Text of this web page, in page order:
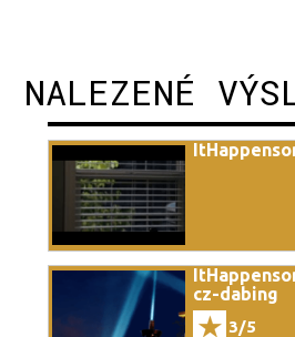
NALEZENÉ
cz-dabing
3/5